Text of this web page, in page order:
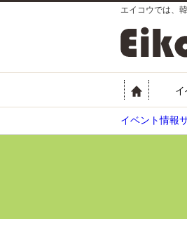
エイコウでは、
イベント情報